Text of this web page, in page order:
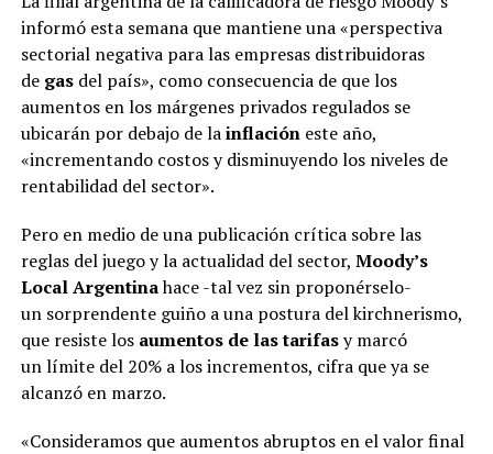
informó esta semana que mantiene una «perspectiva
sectorial negativa para las empresas distribuidoras
de gasdel país», como consecuencia de que los
aumentos en los márgenes privados regulados se
ubicarán por debajo de lainflacióneste año,
«incrementando costos y disminuyendo los niveles de
rentabilidad del sector».
Pero en medio de una publicación crítica sobre las
reglas del juego y la actualidad del sector, Moody’s
Local Argentinahace -tal vez sin proponérselo-
un sorprendente guiño a una postura del kirchnerismo,
que resiste los aumentos de las tarifasy marcó
un límite del 20% a los incrementos, cifra que ya se
alcanzó en marzo.
«Consideramos que aumentos abruptos en el valor final